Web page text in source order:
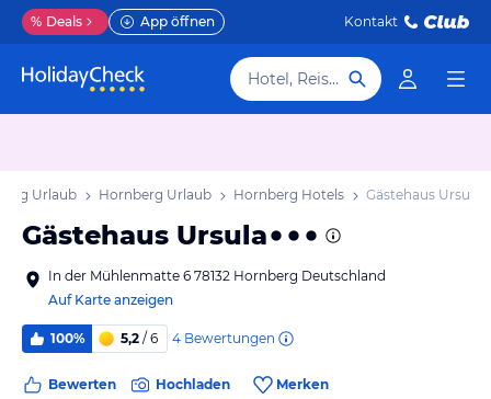
% Deals App öffnen Kontakt
Hotel, Reiseziel
Urlaub Hornberg Urlaub Hornberg Hotels Gästehaus Ursula
Gästehaus Ursula
In der Mühlenmatte 6 78132 Hornberg Deutschland
Auf Karte anzeigen
100% 5,2 / 6 4 Bewertungen
Bewerten Hochladen Merken